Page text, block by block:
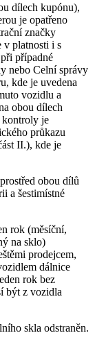
dílech kupónu),
je opatřeno
značky
v platnosti i s
případné
nebo Celní správy
kde je uvedena
vozidlu a
obou dílech
kontroly je
průkazu
II.), kde je
obou dílů
a šestimístné
rok (měsíční,
na sklo)
prodejcem,
dálnice
rok bez
být z vozidla
skla odstraněn.